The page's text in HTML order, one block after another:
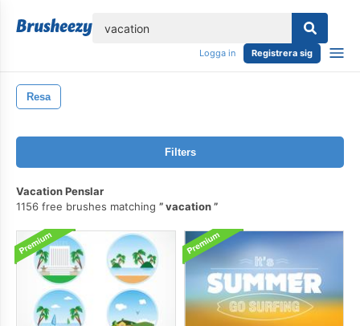
Logga in Registrera sig
Resa
Filters
Vacation Penslar
1156 free brushes matching
vacation